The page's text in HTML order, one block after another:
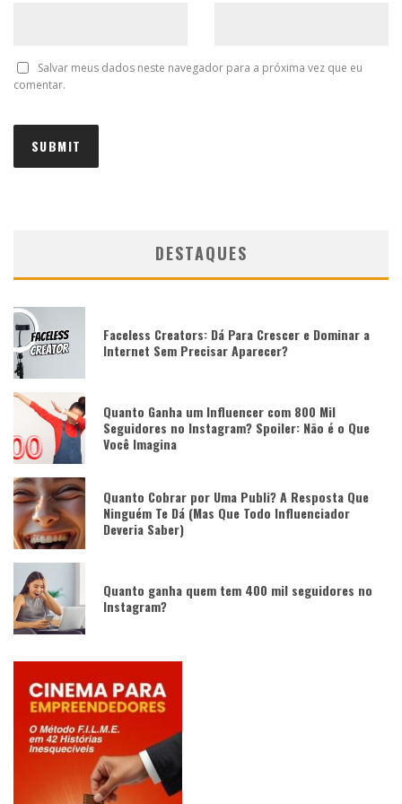
Salvar meus dados neste navegador para a próxima vez que eu
comentar.
DESTAQUES
Faceless Creators: Dá Para Crescer e Dominar a
Internet Sem Precisar Aparecer?
Quanto Ganha um Influencer com 800 Mil
Seguidores no Instagram? Spoiler: Não é o Que
Você Imagina
Quanto Cobrar por Uma Publi? A Resposta Que
Ninguém Te Dá (Mas Que Todo Influenciador
Deveria Saber)
Quanto ganha quem tem 400 mil seguidores no
Instagram?